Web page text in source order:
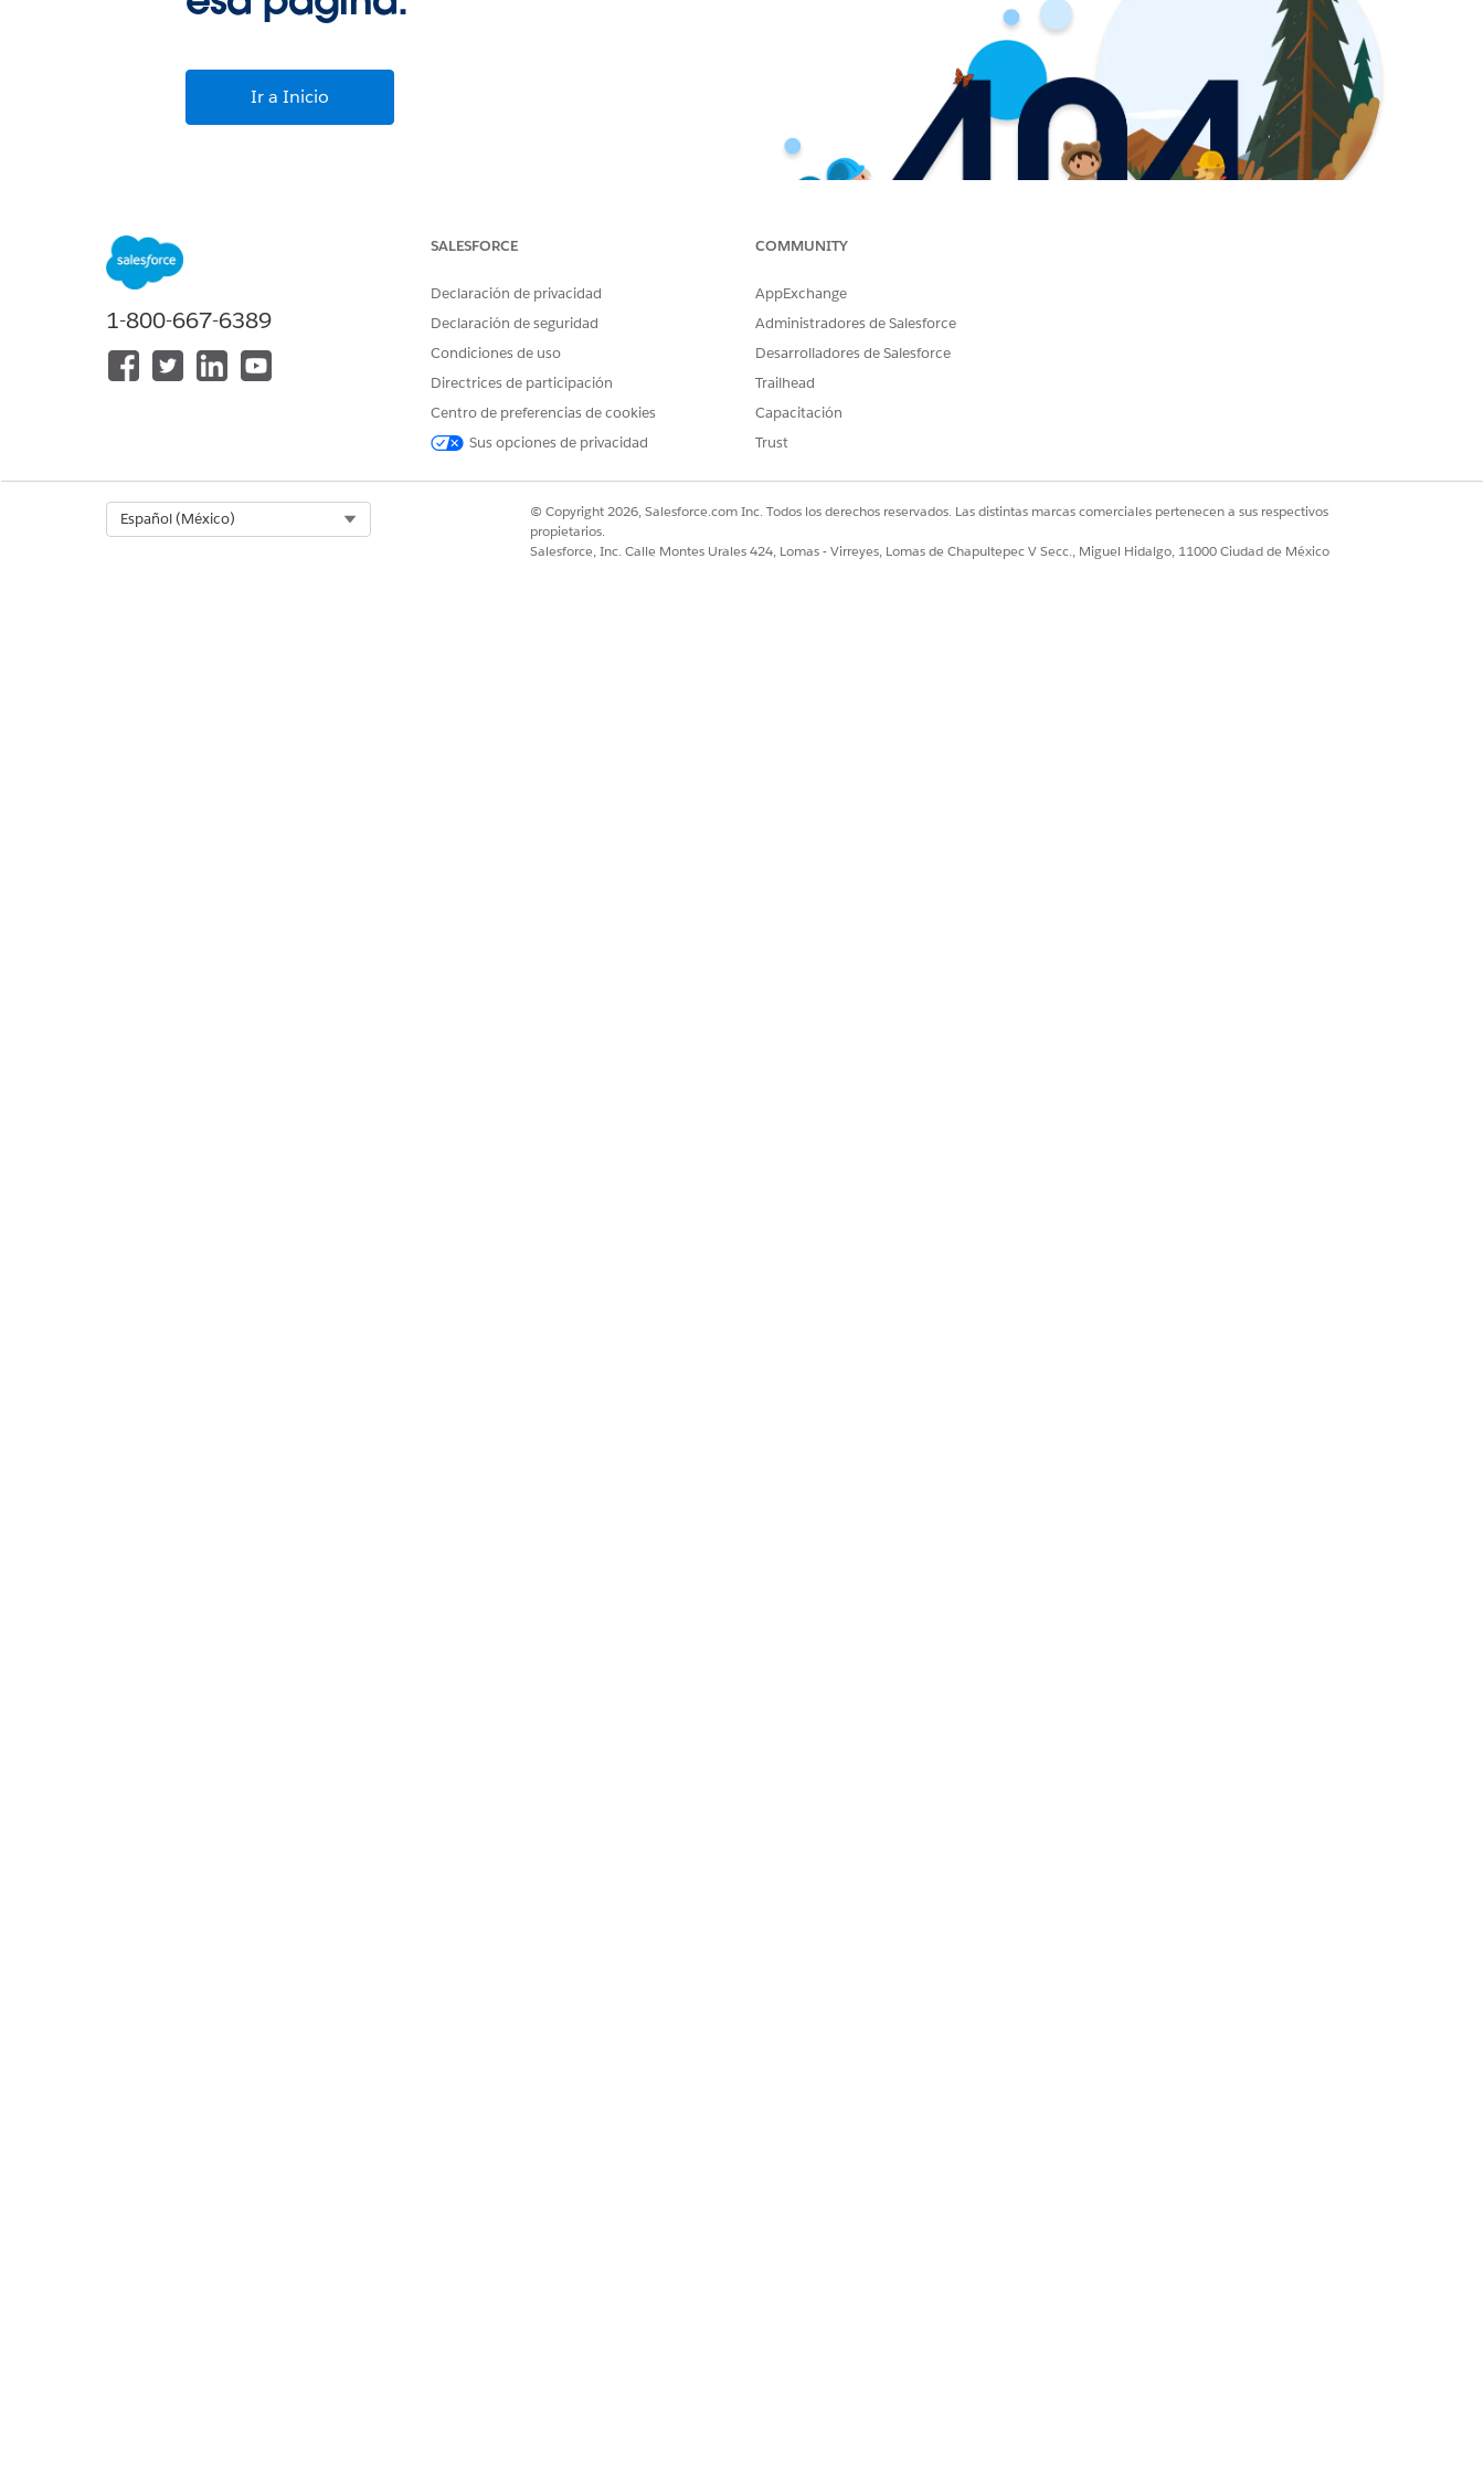
Ir a Inicio
1-800-667-6389
SALESFORCE
Declaración de privacidad
Declaración de seguridad
Condiciones de uso
Directrices de participación
Centro de preferencias de cookies
Sus opciones de privacidad
COMMUNITY
AppExchange
Administradores de Salesforce
Desarrolladores de Salesforce
Trailhead
Capacitación
Trust
Español (México)
© Copyright 2026, Salesforce.com Inc. Todos los derechos reservados. Las distintas marcas comerciales pertenecen a sus respectivos
propietarios.
Salesforce, Inc. Calle Montes Urales 424, Lomas - Virreyes, Lomas de Chapultepec V Secc., Miguel Hidalgo, 11000 Ciudad de México